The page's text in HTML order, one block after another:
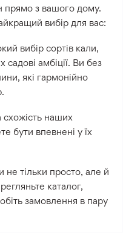
прямо з вашого дому.
вибір для вас:
вибір сортів кали,
амбіції. Ви без
які гармонійно
схожість наших
бути впевнені у їх
не тільки просто, але й
каталог,
замовлення в пару